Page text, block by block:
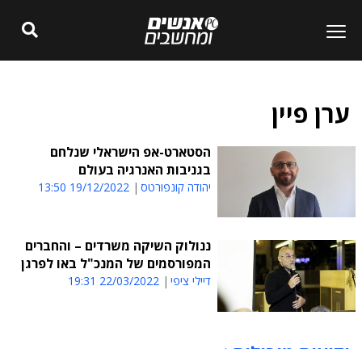
ערן פיין
הסטארט-אפ הישראלי שנלחם
בגניבות האנרגיה בעולם
יהודה קונפורטס 19/12/2022 13:50
ננולוק השיקה משרדים – והחברים
המפורסמים של המנכ"ל באו לפרגן
דיילי ציפי 22/03/2022 19:31